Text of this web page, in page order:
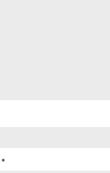
*